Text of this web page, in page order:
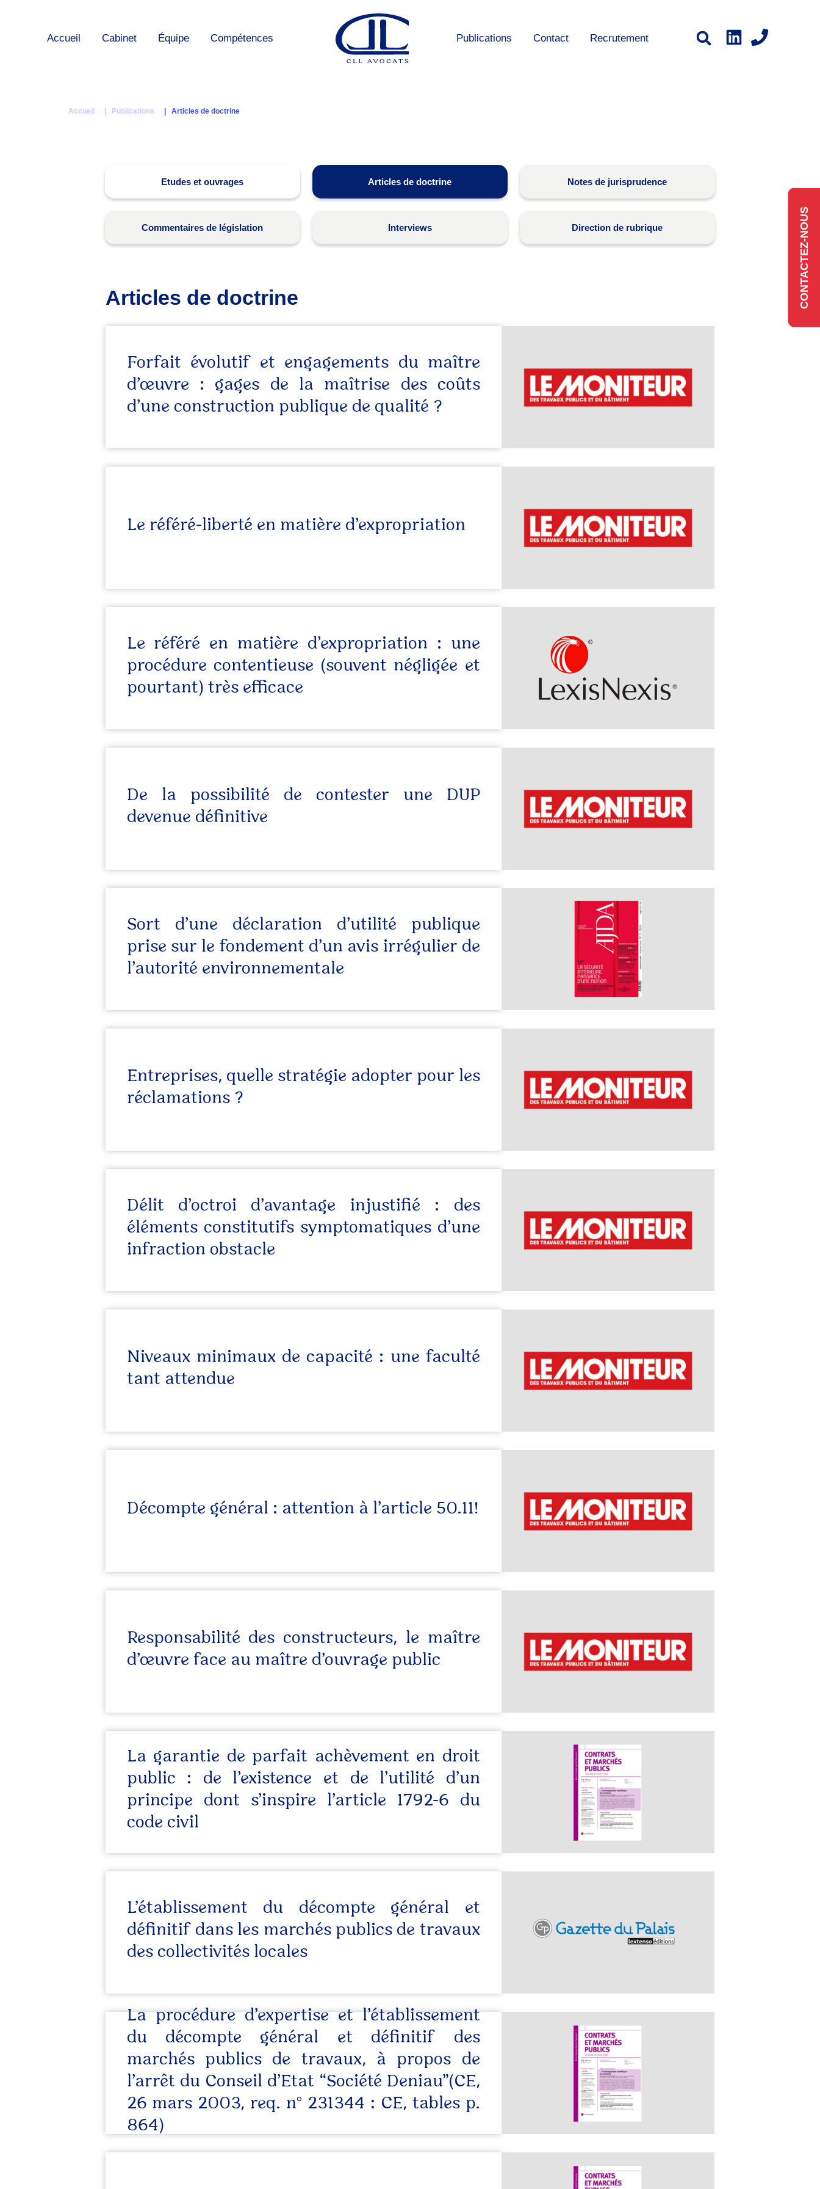
Accueil Cabinet Équipe Compétences Publications Contact Recrutement
CONTACTEZ-NOUS
Accueil | Publications | Articles de doctrine
Etudes et ouvrages Articles de doctrine Notes de jurisprudence
Commentaires de législation Interviews Direction de rubrique
Articles de doctrine
Forfait évolutif et engagements du maître
d’œuvre : gages de la maîtrise des coûts
d’une construction publique de qualité ?
Le référé-liberté en matière d’expropriation
Le référé en matière d’expropriation : une
procédure contentieuse (souvent négligée et
pourtant) très efficace
De la possibilité de contester une DUP
devenue définitive
Sort d’une déclaration d’utilité publique
prise sur le fondement d’un avis irrégulier de
l’autorité environnementale
Entreprises, quelle stratégie adopter pour les
réclamations ?
Délit d’octroi d’avantage injustifié : des
éléments constitutifs symptomatiques d’une
infraction obstacle
Niveaux minimaux de capacité : une faculté
tant attendue
Décompte général : attention à l’article 50.11!
Responsabilité des constructeurs, le maître
d’œuvre face au maître d’ouvrage public
La garantie de parfait achèvement en droit
public : de l’existence et de l’utilité d’un
principe dont s’inspire l’article 1792-6 du
code civil
L’établissement du décompte général et
définitif dans les marchés publics de travaux
des collectivités locales
La procédure d’expertise et l’établissement
du décompte général et définitif des
marchés publics de travaux, à propos de
l’arrêt du Conseil d’Etat “Société Deniau”(CE,
26 mars 2003, req. n° 231344 : CE, tables p.
864)